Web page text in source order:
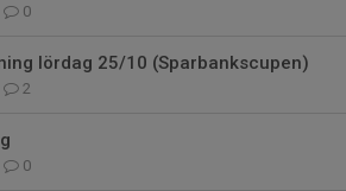
0
lördag 25/10 (Sparbankscupen)
2
0